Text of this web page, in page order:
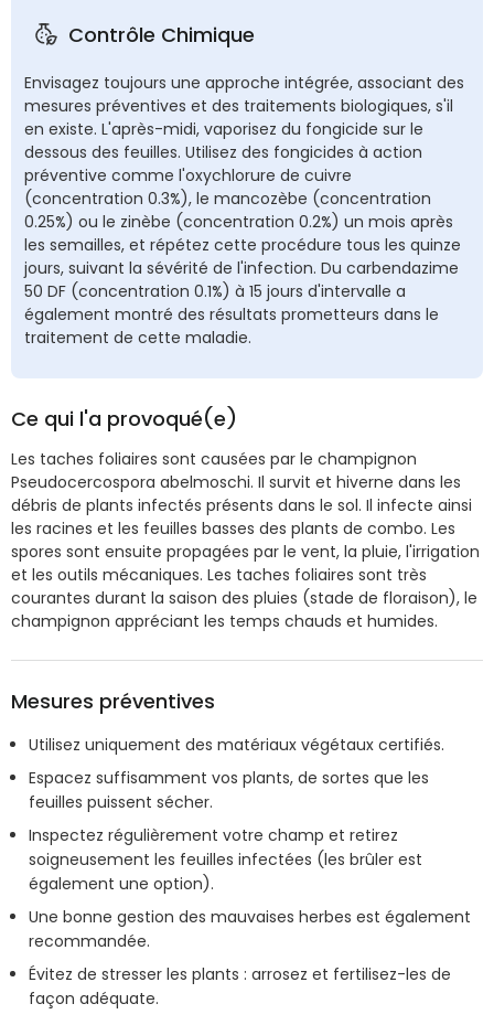
Contrôle Chimique
Envisagez toujours une approche intégrée, associant des
mesures préventives et des traitements biologiques, s'il
en existe. L'après-midi, vaporisez du fongicide sur le
dessous des feuilles. Utilisez des fongicides à action
préventive comme l'oxychlorure de cuivre
(concentration 0.3%), le mancozèbe (concentration
0.25%) ou le zinèbe (concentration 0.2%) un mois après
les semailles, et répétez cette procédure tous les quinze
jours, suivant la sévérité de l'infection. Du carbendazime
50 DF (concentration 0.1%) à 15 jours d'intervalle a
également montré des résultats prometteurs dans le
traitement de cette maladie.
Ce qui l'a provoqué(e)
Les taches foliaires sont causées par le champignon
Pseudocercospora abelmoschi. Il survit et hiverne dans les
débris de plants infectés présents dans le sol. Il infecte ainsi
les racines et les feuilles basses des plants de combo. Les
spores sont ensuite propagées par le vent, la pluie, l'irrigation
et les outils mécaniques. Les taches foliaires sont très
courantes durant la saison des pluies (stade de floraison), le
champignon appréciant les temps chauds et humides.
Mesures préventives
Utilisez uniquement des matériaux végétaux certifiés.
Espacez suffisamment vos plants, de sortes que les
feuilles puissent sécher.
Inspectez régulièrement votre champ et retirez
soigneusement les feuilles infectées (les brûler est
également une option).
Une bonne gestion des mauvaises herbes est également
recommandée.
Évitez de stresser les plants : arrosez et fertilisez-les de
façon adéquate.